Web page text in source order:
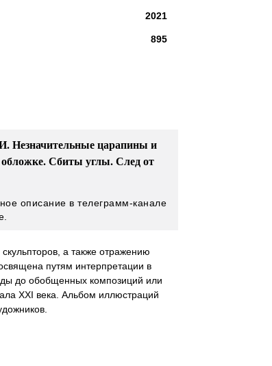
2021
895
царапины и
обложке. Сбиты углы. След от
описание в телеграмм-канале
а также отражению
путям интерпретации в
до обобщенных композиций или
XXI века. Альбом иллюстраций